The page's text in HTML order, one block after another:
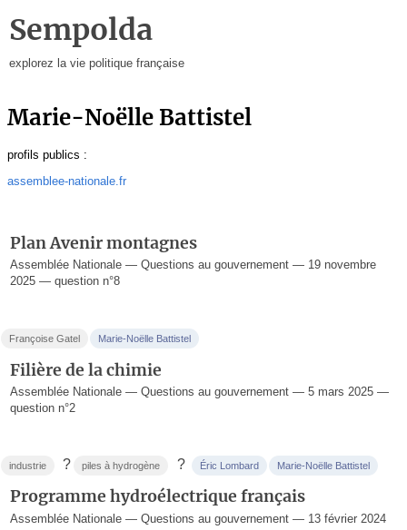
Sempolda
explorez la vie politique française
Marie-Noëlle Battistel
profils publics :
assemblee-nationale.fr
Plan Avenir montagnes
Assemblée Nationale — Questions au gouvernement — 19 novembre
2025 — question n°8
Françoise Gatel Marie-Noëlle Battistel
Filière de la chimie
Assemblée Nationale — Questions au gouvernement — 5 mars 2025 —
question n°2
industrie ? piles à hydrogène ? Éric Lombard Marie-Noëlle Battistel
Programme hydroélectrique français
Assemblée Nationale — Questions au gouvernement — 13 février 2024